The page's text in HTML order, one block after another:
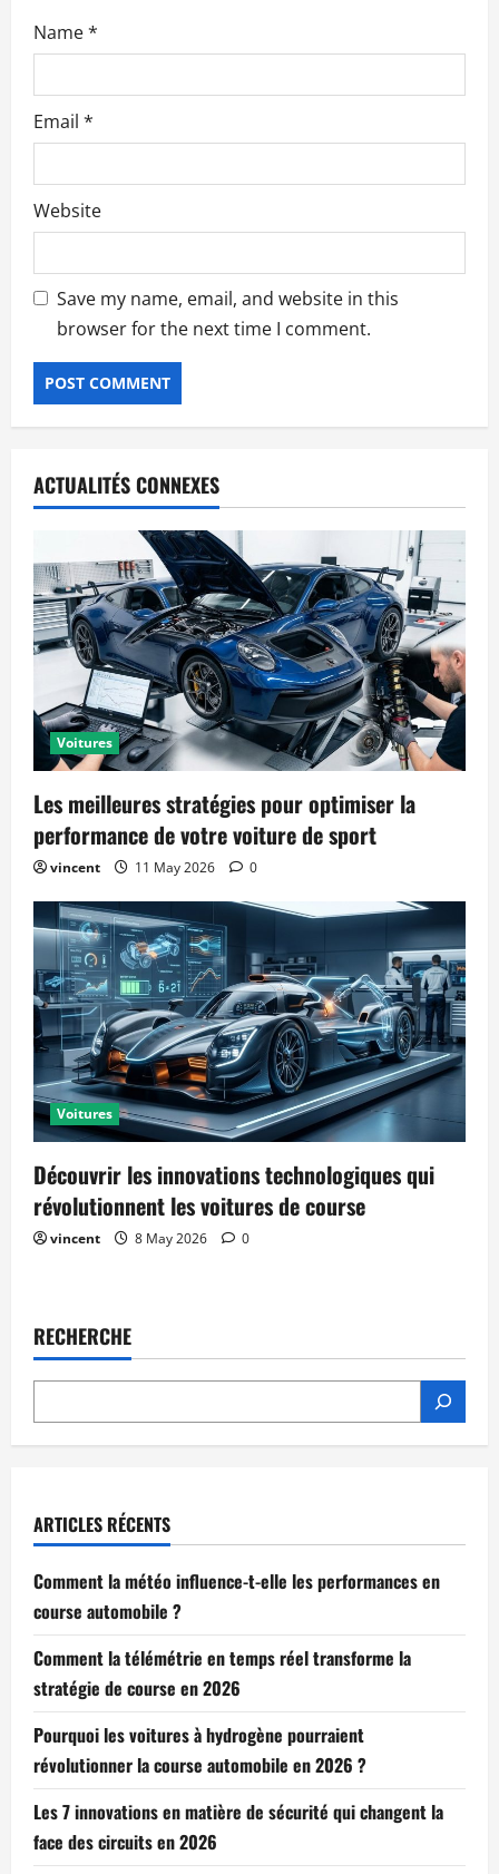
Name*
Email *
Website
Save my name, email, and website in this
browser for the next time I comment.
ACTUALITÉS CONNEXES
Voitures
Les meilleures stratégies pour optimiser la
performance de votre voiture de sport
vincent 11 May 2026 0
Voitures
Découvrir les innovations technologiques qui
révolutionnent les voitures de course
vincent 8 May 2026 0
RECHERCHE
ARTICLES RÉCENTS
Comment la météo influence-t-elle les performances en
course automobile ?
Comment la télémétrie en temps réel transforme la
stratégie de course en 2026
Pourquoi les voitures à hydrogène pourraient
révolutionner la course automobile en 2026 ?
Les 7 innovations en matière de sécurité qui changent la
face des circuits en 2026